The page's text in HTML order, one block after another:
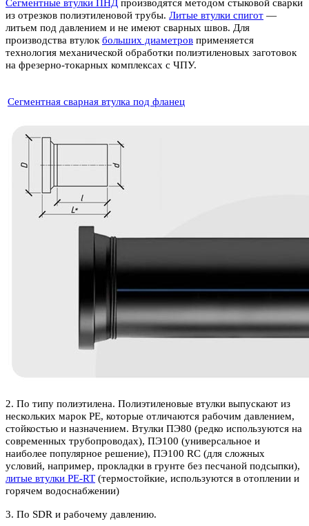
Сегментные втулки ПНД производятся методом стыковой сварки
из отрезков полиэтиленовой трубы. Литые втулки спигот —
литьем под давлением и не имеют сварных швов. Для
производства втулок больших диаметров применяется
технология механической обработки полиэтиленовых заготовок
на фрезерно-токарных комплексах с ЧПУ.
Сегментная сварная втулка под фланец
2. По типу полиэтилена. Полиэтиленовые втулки выпускают из
нескольких марок PE, которые отличаются рабочим давлением,
стойкостью и назначением. Втулки ПЭ80 (редко используются на
современных трубопроводах), ПЭ100 (универсальное и
наиболее популярное решение), ПЭ100 RC (для сложных
условий, например, прокладки в грунте без песчаной подсыпки),
литые втулки PE-RT (термостойкие, используются в отоплении и
горячем водоснабжении)
3. По SDR и рабочему давлению.